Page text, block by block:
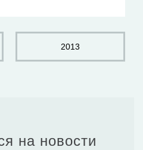
2013
на новости